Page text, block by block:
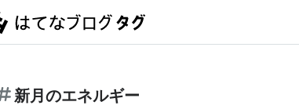
新月のエネルギー